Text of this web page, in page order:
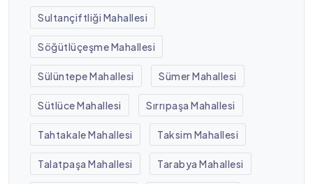
Sultançiftliği Mahallesi
Söğütlüçeşme Mahallesi
Sülüntepe Mahallesi Sümer Mahallesi
Sütlüce Mahallesi Sırrıpaşa Mahallesi
Tahtakale Mahallesi Taksim Mahallesi
Talatpaşa Mahallesi Tarabya Mahallesi